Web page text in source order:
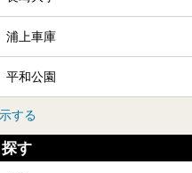
浦上車庫
平和公園
する
す